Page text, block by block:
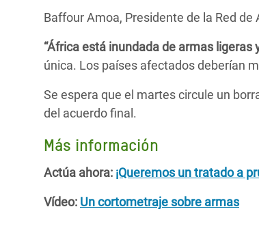
Baffour Amoa, Presidente de la Red
“África está inundada de armas
única. Los países afectados deberían
Se espera que el martes circule un
del acuerdo final.
Más información
Actúa ahora: ¡Queremos un tratado a
Vídeo: Un cortometraje sobre armas